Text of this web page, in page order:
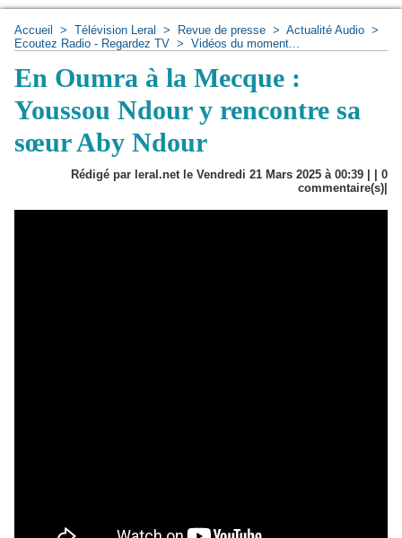
Accueil > Télévision Leral > Revue de presse > Actualité Audio >
Ecoutez Radio - Regardez TV > Vidéos du moment...
En Oumra à la Mecque :
Youssou Ndour y rencontre sa
sœur Aby Ndour
Rédigé par leral.net le Vendredi 21 Mars 2025 à 00:39 | | 0
commentaire(s)|